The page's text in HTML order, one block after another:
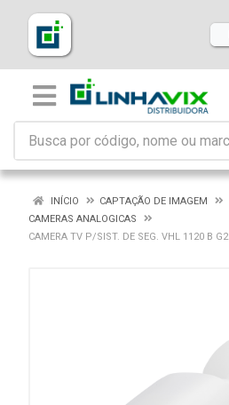
INÍCIO
CAPTAÇÃO DE IMAGEM
CAMERAS ANALOGICAS
CAMERA TV P/SIST. DE SEG. VHL 1120 B G2